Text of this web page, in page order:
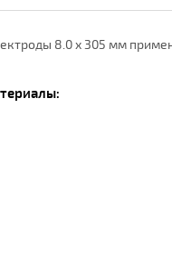
8.0 x 305 мм